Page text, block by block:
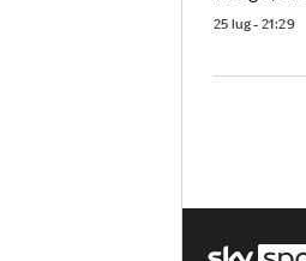
25 lug - 21:29